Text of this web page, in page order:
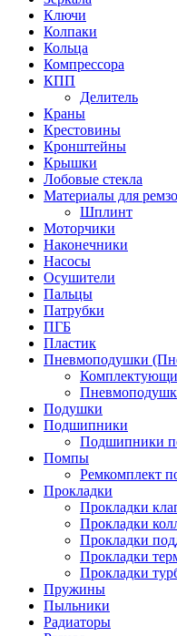
Ключи
Колпаки
Кольца
Компрессора
КПП
Делитель
Краны
Крестовины
Кронштейны
Крышки
Лобовые стекла
Материалы для
Шплинт
Моторчики
Наконечники
Насосы
Осушители
Пальцы
Патрубки
ПГБ
Пластик
Пневмоподушки
Подушки
Подшипники
Подшипники
Помпы
Ремкомплект
Прокладки
Прокладки
Прокладки
Прокладки
Прокладки
Прокладки
Пружины
Пыльники
Радиаторы